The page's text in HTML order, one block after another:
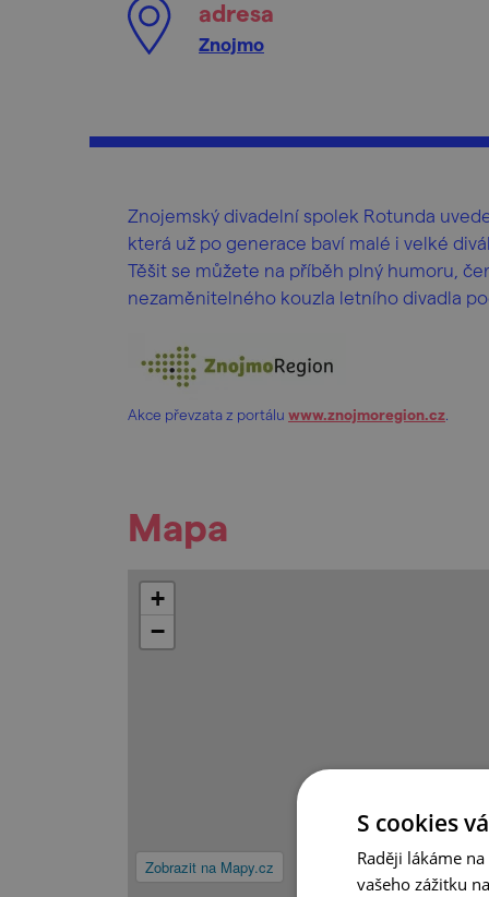
adresa
Znojmo
Znojemský divadelní spolek Rotunda
která už po generace baví malé i velké
Těšit se můžete na příběh plný humoru,
nezaměnitelného kouzla letního divadla
Akce převzata z portálu www.znojmoregion.cz
Mapa
Zobrazit na Mapy.cz
+
−
S cookies
Raději lákáme
vašeho zážitku